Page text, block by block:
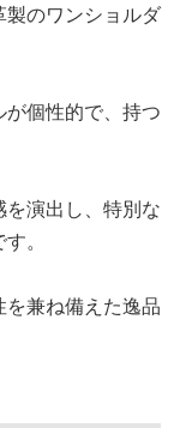
のワンショルダ
個性的で、持つ
演出し、特別な
。
兼ね備えた逸品